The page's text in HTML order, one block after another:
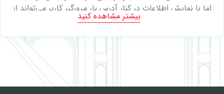
اما با نمایش اطلاعات در کنار آدرس بار مرورگر، کاربر می‌تواند از
اعتبار و واقعی بودن شما اطمینان حاصل کند.
هر کاربری این روزها در مورد امنیت داده‌های وب و همین‌طور
روش‌های استعلام اصالت اطلاعات، هرچند کمی دارد اما در
تمامی آموزش‌ها در این مورد صحبت شده که رنگ سبز در کنار
آدرس یا علامت قفل، نشان‌دهنده ایمنی خواهد بود. در نتیجه
اگر در فروشگاه خود از کاربران‌تان اطلاعات دریافت می‌کنید، نیاز
بیشتر مشاهده کنید